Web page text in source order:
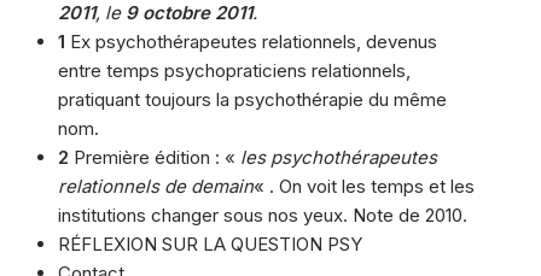
2011, le 9 octobre 2011.
1 Ex psychothérapeutes relationnels, devenus
entre temps psychopraticiens relationnels,
pratiquant toujours la psychothérapie du même
nom.
2 Première édition : « les psychothérapeutes
relationnels de demain« . On voit les temps et les
institutions changer sous nos yeux. Note de 2010.
RÉFLEXION SUR LA QUESTION PSY